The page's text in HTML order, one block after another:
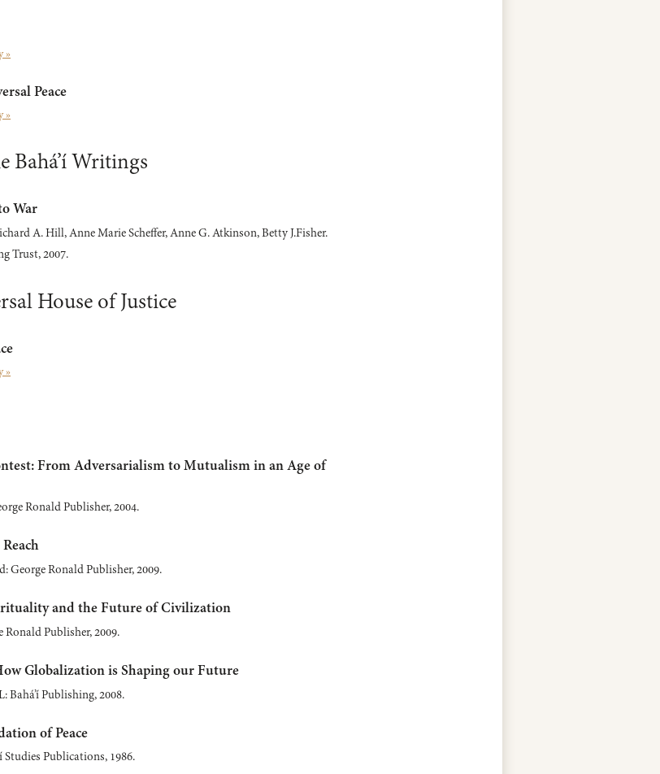
»
Peace
»
Bahá’í Writings
War
A. Hill, Anne Marie Scheffer, Anne G. Atkinson, Betty J.Fisher.
Trust, 2007.
House of Justice
»
From Adversarialism to Mutualism in an Age of
Ronald Publisher, 2004.
George Ronald Publisher, 2009.
and the Future of Civilization
Ronald Publisher, 2009.
Globalization is Shaping our Future
Bahá’í Publishing, 2008.
of Peace
Studies Publications, 1986.